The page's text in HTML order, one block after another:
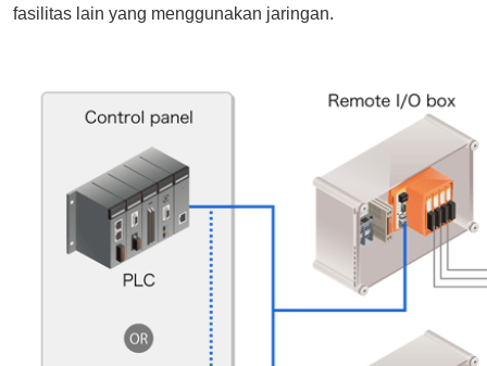
fasilitas lain yang menggunakan jaringan.